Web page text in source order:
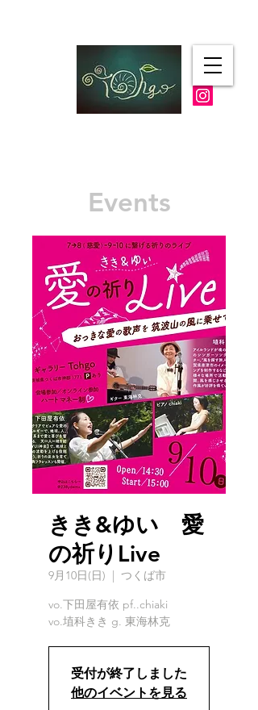
Events
きき&ゆい 愛
の祈りLive
9月10日(日)
  |
つくば市
vo.下田屋有依 pf..chiaki
vo.埴科きき g. 東海林克
受付が終了しました
他のイベントを見る